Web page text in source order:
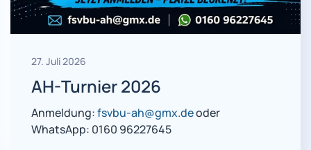
27. Juli 2026
AH-Turnier 2026
Anmeldung:fsvbu-ah@gmx.deoder
WhatsApp: 0160 96227645